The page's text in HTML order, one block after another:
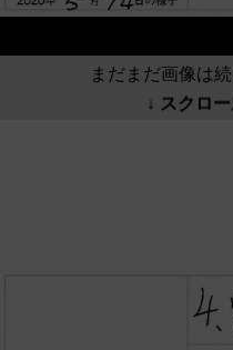
まだまだ画像は
↓ スクロ